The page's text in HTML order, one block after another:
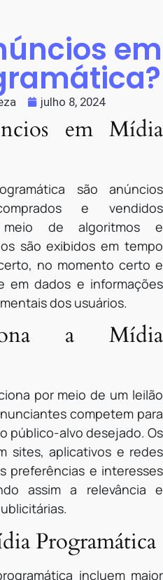
em
julho 8, 2024
em Mídia
são anúncios
e vendidos
meio de algoritmos e
são exibidos em tempo
no momento certo e
em dados e informações
dos usuários.
a Mídia
por meio de um leilão
competem para
público-alvo desejado. Os
sites, aplicativos e redes
preferências e interesses
assim a relevância e
Programática
incluem maior